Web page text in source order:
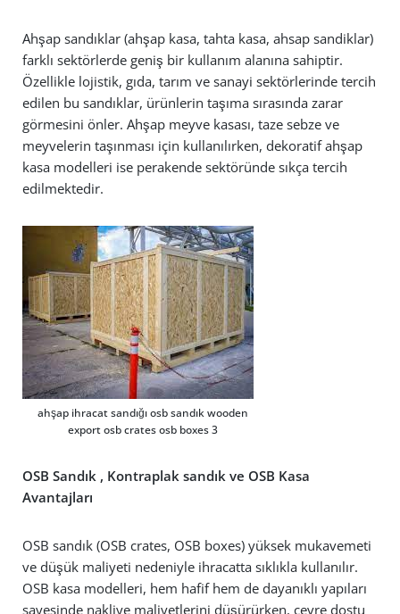
Ahşap sandıklar (ahşap kasa, tahta kasa, ahsap sandiklar)
farklı sektörlerde geniş bir kullanım alanına sahiptir.
Özellikle lojistik, gıda, tarım ve sanayi sektörlerinde tercih
edilen bu sandıklar, ürünlerin taşıma sırasında zarar
görmesini önler. Ahşap meyve kasası, taze sebze ve
meyvelerin taşınması için kullanılırken, dekoratif ahşap
kasa modelleri ise perakende sektöründe sıkça tercih
edilmektedir.
ahşap ihracat sandığı osb sandık wooden
export osb crates osb boxes 3
OSB Sandık , Kontraplak sandık ve OSB Kasa
Avantajları
OSB sandık (OSB crates, OSB boxes) yüksek mukavemeti
ve düşük maliyeti nedeniyle ihracatta sıklıkla kullanılır.
OSB kasa modelleri, hem hafif hem de dayanıklı yapıları
sayesinde nakliye maliyetlerini düşürürken, çevre dostu